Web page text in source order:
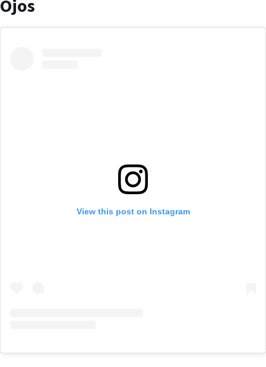
Ojos
View this post on Instagram